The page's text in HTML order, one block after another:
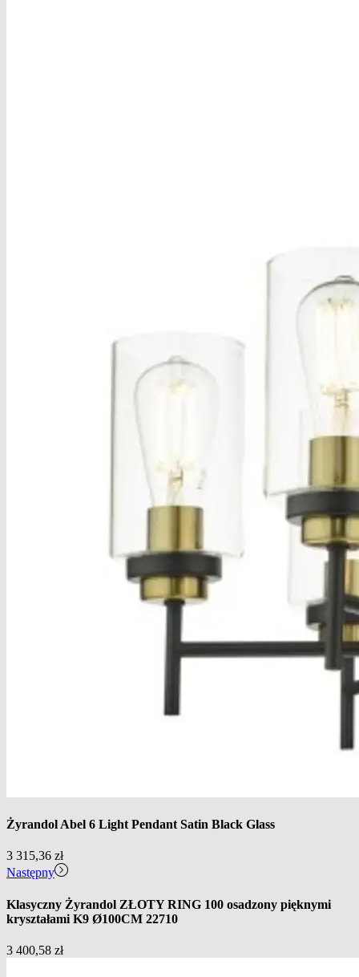
Żyrandol Abel 6 Light Pendant Satin Black Glass
3 315,36 zł
Następny
Klasyczny Żyrandol ZŁOTY RING 100 osadzony pięknymi
kryształami K9 Ø100CM 22710
3 400,58 zł